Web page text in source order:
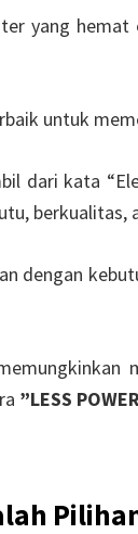
yang hemat
untuk
dari kata
dengan
”LESS